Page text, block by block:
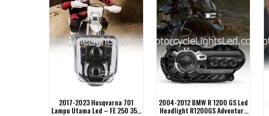
2017-2023 Husqvarna 701
Lampu Utama Led – FE 250 350
2004-2012 BMW R 1200 GS Led
Headlight R1200GS Adventure